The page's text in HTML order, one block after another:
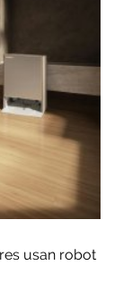
usan robot